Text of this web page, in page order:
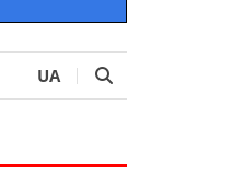
UA